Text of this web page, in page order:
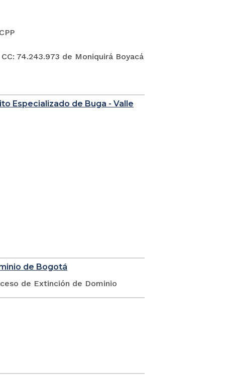
CC: 74.243.973 de Moniquirá Boyacá
Especializado de Buga - Valle
de Bogotá
de Extinción de Dominio